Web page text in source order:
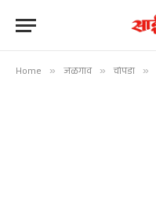
Home » जळगाव » चोपडा »